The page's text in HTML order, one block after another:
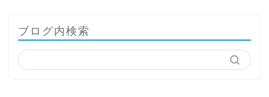
ブログ内検索